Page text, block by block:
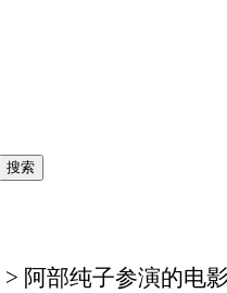
> 阿部纯子参演的电